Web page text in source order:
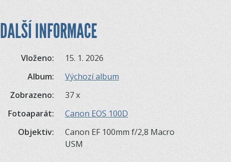
DALŠÍ INFORMACE
Vloženo:
15. 1. 2026
Album:
Výchozí album
Zobrazeno:
37 x
Fotoaparát:
Canon EOS 100D
Objektiv:
Canon EF 100mm f/2,8 Macro
USM